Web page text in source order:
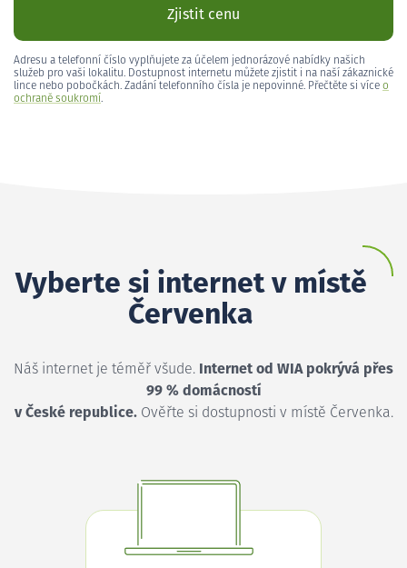
Zjistit cenu
Adresu a telefonní číslo vyplňujete za účelem jednorázové nabídky našich
služeb pro vaši lokalitu. Dostupnost internetu můžete zjistit i na naší zákaznické
lince nebo pobočkách. Zadání telefonního čísla je nepovinné. Přečtěte si více o
ochraně soukromí.
Vyberte si internet v místě
Červenka
Náš internet je téměř všude. Internet od WIA pokrývá přes
99 % domácností
v České republice.Ověřte si dostupnosti v místě Červenka.